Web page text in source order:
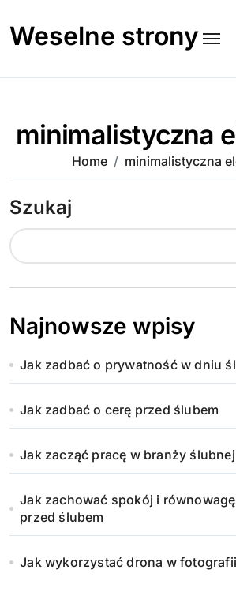
to
content
Weselne strony
minimalistyczna
Home minimalistyczna
Szukaj
Najnowsze wpisy
Jak zadbać o prywatność w dniu
Jak zadbać o cerę przed ślubem
Jak zacząć pracę w branży ślubnej
Jak zachować spokój i
przed ślubem
Jak wykorzystać drona w